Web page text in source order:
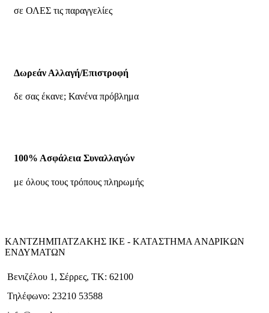
σε ΟΛΕΣ τις παραγγελίες
Δωρεάν Αλλαγή/Επιστροφή
δε σας έκανε; Κανένα πρόβλημα
100% Ασφάλεια Συναλλαγών
με όλους τους τρόπους πληρωμής
ΚΑΝΤΖΗΜΠΑΤΖΑΚΗΣ ΙΚΕ - ΚΑΤΑΣΤΗΜΑ ΑΝΔΡΙΚΩΝ
ΕΝΔΥΜΑΤΩΝ
Βενιζέλου 1, Σέρρες, ΤΚ: 62100
Τηλέφωνο: 23210 53588